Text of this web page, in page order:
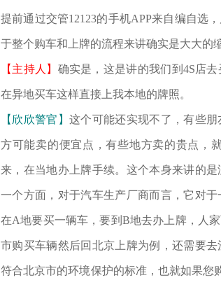
提前通过交管12123的手机APP来自编自选
于整个购车和上牌的流程来讲确实是大大的
【主持人】 确实是，这是讲的我们到4S店
在异地买车这样直接上我本地的牌照。
【欣欣警官】 这个可能还实现不了，有些
方可能卖的便宜点，有些地方卖的贵点，
来，在当地办上牌手续。这个本身来讲的
一个方面，对于汽车生产厂商而言，它对
在A地要买一辆车，要到B地去办上牌，人
市购买车辆然后回北京上牌为例，还需要
符合北京市的环境保护的标准，也就如果